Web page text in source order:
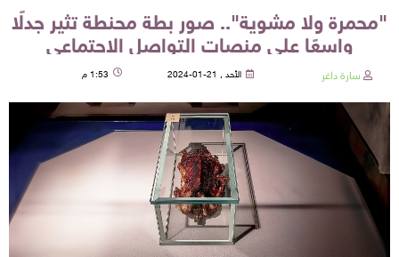
"محمرة ولا مشوية".. صور بطة محنطة تثير جدلًا
واسعًا على منصات التواصل الاجتماعي
سارة داغر الأحد , 21-01-2024 1:53 م